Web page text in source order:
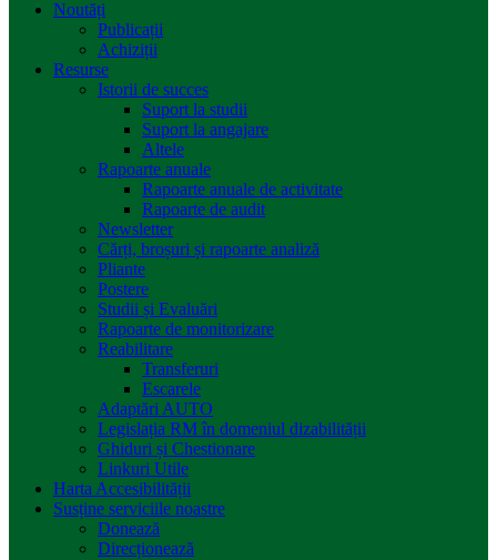
Noutăți
Publicații
Achiziții
Resurse
Istorii de succes
Suport la studii
Suport la angajare
Altele
Rapoarte anuale
Rapoarte anuale de activitate
Rapoarte de audit
Newsletter
Cărți, broșuri și rapoarte analiză
Pliante
Postere
Studii și Evaluări
Rapoarte de monitorizare
Reabilitare
Transferuri
Escarele
Adaptări AUTO
Legislația RM în domeniul dizabilității
Ghiduri și Chestionare
Linkuri Utile
Harta Accesibilității
Susține serviciile noastre
Donează
Direcționează